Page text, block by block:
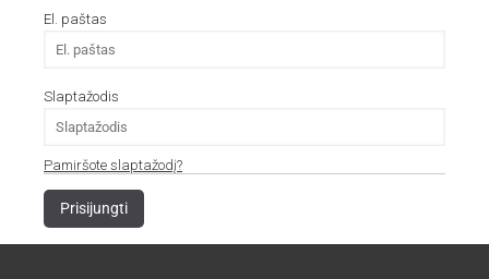
KONTAKTAI
El. paštas
Slaptažodis
Pamiršote slaptažodį?